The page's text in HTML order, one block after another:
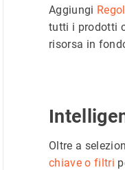
Aggiungi
tutti i prodotti
risorsa in
Oltre a
chiave o filtri